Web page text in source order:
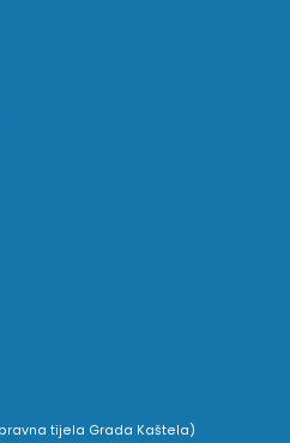
tijela Grada Kaštela)